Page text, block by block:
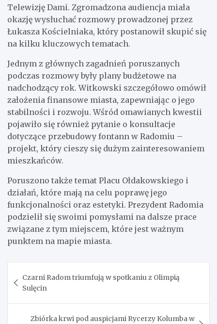
Telewizję Dami. Zgromadzona audiencja miała
okazję wysłuchać rozmowy prowadzonej przez
Łukasza Kościelniaka, który postanowił skupić się
na kilku kluczowych tematach.
Jednym z głównych zagadnień poruszanych
podczas rozmowy były plany budżetowe na
nadchodzący rok. Witkowski szczegółowo omówił
założenia finansowe miasta, zapewniając o jego
stabilności i rozwoju. Wśród omawianych kwestii
pojawiło się również pytanie o konsultacje
dotyczące przebudowy fontann w Radomiu –
projekt, który cieszy się dużym zainteresowaniem
mieszkańców.
Poruszono także temat Placu Ołdakowskiego i
działań, które mają na celu poprawę jego
funkcjonalności oraz estetyki. Prezydent Radomia
podzielił się swoimi pomysłami na dalsze prace
związane z tym miejscem, które jest ważnym
punktem na mapie miasta.
wpisu
Czarni Radom triumfują w spotkaniu z Olimpią
Sulęcin
Zbiórka krwi pod auspicjami Rycerzy Kolumba w